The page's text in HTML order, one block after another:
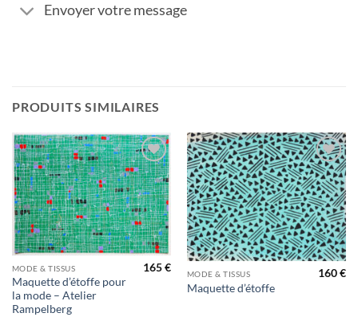
Envoyer votre message
PRODUITS SIMILAIRES
Ajouter
à la
wishlist
MODE & TISSUS
Maquette d’étoffe pour
la mode – Atelier
Rampelberg
165€
Ajouter
à la
wishlist
MODE & TISSUS
Maquette d’étoffe
160€